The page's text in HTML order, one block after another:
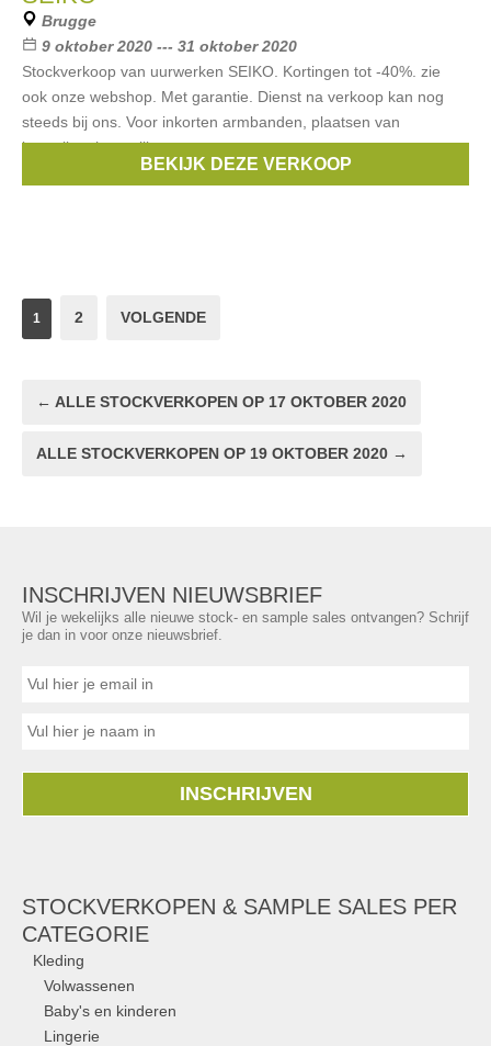
Brugge
9 oktober 2020 --- 31 oktober 2020
Stockverkoop van uurwerken SEIKO. Kortingen tot -40%. zie
ook onze webshop. Met garantie. Dienst na verkoop kan nog
steeds bij ons. Voor inkorten armbanden, plaatsen van
batterijen, herstellingen.
SeikoBEKIJK DEZE VERKOOP
1 2 VOLGENDE
← ALLE STOCKVERKOPEN OP 17 OKTOBER 2020
ALLE STOCKVERKOPEN OP 19 OKTOBER 2020 →
INSCHRIJVEN NIEUWSBRIEF
Wil je wekelijks alle nieuwe stock- en sample sales ontvangen? Schrijf
je dan in voor onze nieuwsbrief.
INSCHRIJVEN
STOCKVERKOPEN & SAMPLE SALES PER
CATEGORIE
Kleding
Volwassenen
Baby's en kinderen
Lingerie